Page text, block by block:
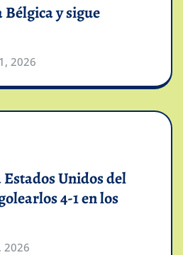
y sigue
2026
Unidos del
4-1 en los
2026